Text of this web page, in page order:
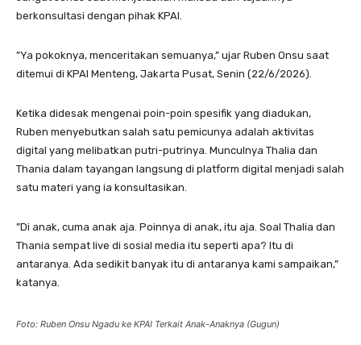
berkonsultasi dengan pihak KPAI.
​”Ya pokoknya, menceritakan semuanya,” ujar Ruben Onsu saat
ditemui di KPAI Menteng, Jakarta Pusat, Senin (22/6/2026).
​Ketika didesak mengenai poin-poin spesifik yang diadukan,
Ruben menyebutkan salah satu pemicunya adalah aktivitas
digital yang melibatkan putri-putrinya. Munculnya Thalia dan
Thania dalam tayangan langsung di platform digital menjadi salah
satu materi yang ia konsultasikan.
​”Di anak, cuma anak aja. Poinnya di anak, itu aja. Soal Thalia dan
Thania sempat live di sosial media itu seperti apa? Itu di
antaranya. Ada sedikit banyak itu di antaranya kami sampaikan,”
katanya.
Foto: Ruben Onsu Ngadu ke KPAI Terkait Anak-Anaknya (Gugun)